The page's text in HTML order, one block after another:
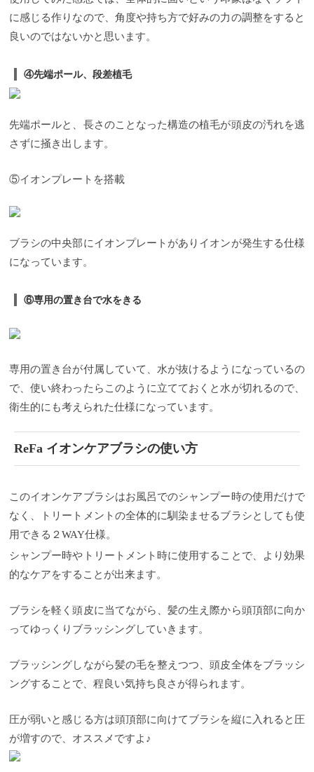
に感じる作りなので、角度や持ち方で好みの力の調整をすると
良いのではないかと思います。
④先端ポール、段差植毛
先端ポールと、長さのことなった構造の植毛が頭皮の汚れを逃
さずに掻き出します。
⑤イオンプレートを搭載
ブラシの中央部にイオンプレートがありイオンが発生する仕様
になっています。
⑥専用の置き台で水をきる
専用の置き台が付属していて、水が抜けるようになっているの
で、使い終わったらこのように立てておくと水が切れるので、
衛生的にも考えられた仕様になっています。
ReFa イオンケアブラシの使い方
このイオンケアブラシはお風呂でのシャンプー時の使用だけで
なく、トリートメントの全体的に馴染ませるブラシとしても使
用できる２WAY仕様。
シャンプー時やトリートメント時に使用することで、より効果
的なケアをすることが出来ます。
ブラシを軽く頭皮に当てながら、髪の生え際から頭頂部に向か
ってゆっくりブラッシングしていきます。
ブラッシングしながら髪の毛を整えつつ、頭皮全体をブラッシ
ングすることで、程良い気持ち良さが得られます。
圧が弱いと感じる方は頭頂部に向けてブラシを縦に入れると圧
が増すので、オススメですよ♪